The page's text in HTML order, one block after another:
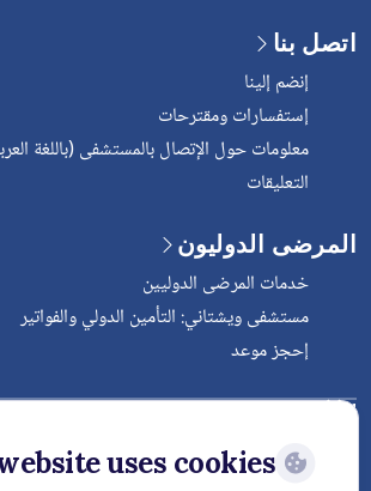
اتصل بنا
إنضم إلينا
إستفسارات ومقترحات
معلومات حول الإتصال بالمستشفى (باللغة
التعليقات
المرضى الدوليون
خدمات المرضى الدوليين
مستشفى ويشتاني: التأمين الدولي والفواتير
إحجز موعد
Vejthani International
Hospital
uses cookies